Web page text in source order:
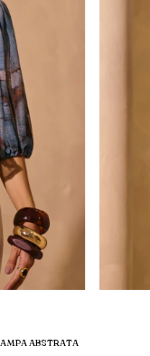
ABSTRATA